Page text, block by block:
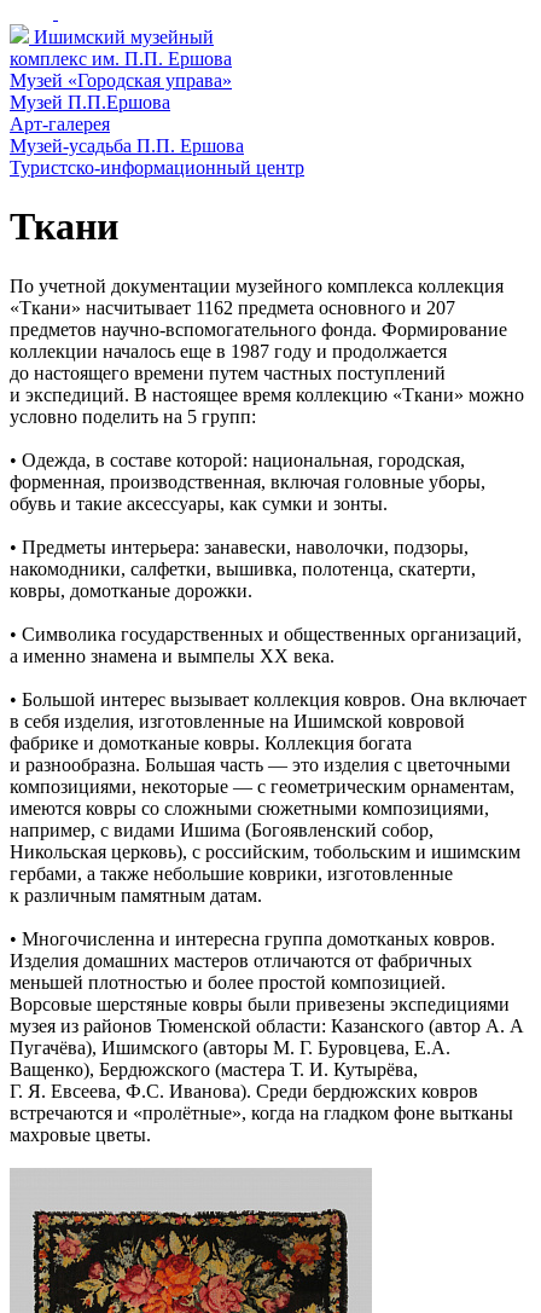
Ишимский музейный
комплекс им. П.П. Ершова
Музей «Городская управа»
Музей П.П.Ершова
Арт-галерея
Музей-усадьба П.П. Ершова
Туристско-информационный центр
Ткани
По учетной документации музейного комплекса коллекция
«Ткани» насчитывает 1162 предмета основного и 207
предметов научно-вспомогательного фонда. Формирование
коллекции началось еще в 1987 году и продолжается
до настоящего времени путем частных поступлений
и экспедиций. В настоящее время коллекцию «Ткани» можно
условно поделить на 5 групп:
• Одежда, в составе которой: национальная, городская,
форменная, производственная, включая головные уборы,
обувь и такие аксессуары, как сумки и зонты.
• Предметы интерьера: занавески, наволочки, подзоры,
накомодники, салфетки, вышивка, полотенца, скатерти,
ковры, домотканые дорожки.
• Символика государственных и общественных организаций,
а именно знамена и вымпелы XX века.
• Большой интерес вызывает коллекция ковров. Она включает
в себя изделия, изготовленные на Ишимской ковровой
фабрике и домотканые ковры. Коллекция богата
и разнообразна. Большая часть — это изделия с цветочными
композициями, некоторые — с геометрическим орнаментам,
имеются ковры со сложными сюжетными композициями,
например, с видами Ишима (Богоявленский собор,
Никольская церковь), с российским, тобольским и ишимским
гербами, а также небольшие коврики, изготовленные
к различным памятным датам.
• Многочисленна и интересна группа домотканых ковров.
Изделия домашних мастеров отличаются от фабричных
меньшей плотностью и более простой композицией.
Ворсовые шерстяные ковры были привезены экспедициями
музея из районов Тюменской области: Казанского (автор А. А
Пугачёва), Ишимского (авторы М. Г. Буровцева, Е.А.
Ващенко), Бердюжского (мастера Т. И. Кутырёва,
Г. Я. Евсеева, Ф.С. Иванова). Среди бердюжских ковров
встречаются и «пролётные», когда на гладком фоне вытканы
махровые цветы.